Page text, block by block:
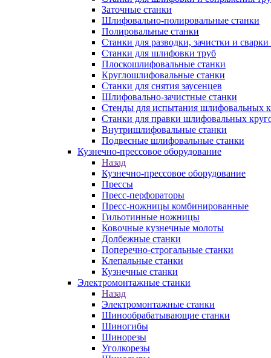
Заточные станки
Шлифовально-полировальные станки
Полировальные станки
Станки для разводки, зачистки и сварки
Станки для шлифовки труб
Плоскошлифовальные станки
Круглошлифовальные станки
Станки для снятия заусенцев
Шлифовально-зачистные станки
Стенды для испытания шлифовальных
Станки для правки шлифовальных
Внутришлифовальные станки
Подвесные шлифовальные станки
Кузнечно-прессовое оборудование
Назад
Кузнечно-прессовое оборудование
Прессы
Пресс-перфораторы
Пресс-ножницы комбинированные
Гильотинные ножницы
Ковочные кузнечные молоты
Долбежные станки
Поперечно-строгальные станки
Клепальные станки
Кузнечные станки
Электромонтажные станки
Назад
Электромонтажные станки
Шинообрабатывающие станки
Шиногибы
Шинорезы
Уголкорезы